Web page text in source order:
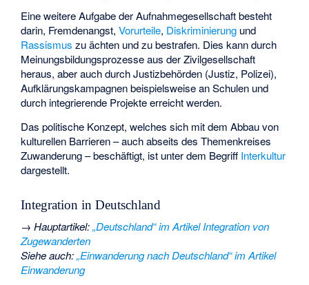
Eine weitere Aufgabe der Aufnahmegesellschaft besteht
darin, Fremdenangst,Vorurteile, Diskriminierung und
Rassismus zu ächten und zu bestrafen. Dies kann durch
Meinungsbildungsprozesse aus der Zivilgesellschaft
heraus, aber auch durch Justizbehörden (Justiz, Polizei),
Aufklärungskampagnen beispielsweise an Schulen und
durch integrierende Projekte erreicht werden.
Das politische Konzept, welches sich mit dem Abbau von
kulturellen Barrieren – auch abseits des Themenkreises
Zuwanderung – beschäftigt, ist unter dem Begriff Interkultur
dargestellt.
Integration in Deutschland
→Hauptartikel:„Deutschland“ im Artikel Integration von
Zugewanderten
Siehe auch:„Einwanderung nach Deutschland“ im Artikel
Einwanderung